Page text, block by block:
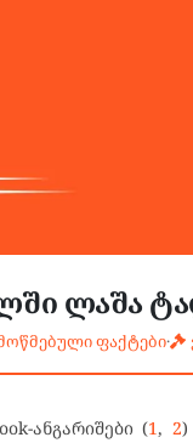
ლაშა
ფაქტები·
ანგარიშები (1, 2)